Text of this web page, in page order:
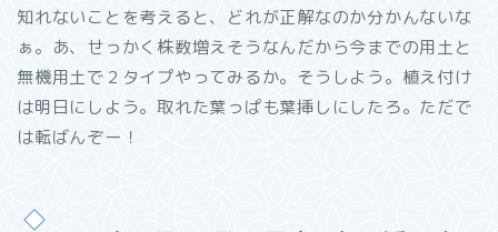
知れないことを考えると、どれが正解なのか分かんないな
ぁ。あ、せっかく株数増えそうなんだから今までの用土と
無機用土で２タイプやってみるか。そうしよう。植え付け
は明日にしよう。取れた葉っぱも葉挿しにしたろ。ただで
は転ばんぞー！